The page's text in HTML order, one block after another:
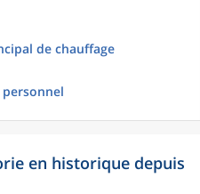
de chauffage
en historique depuis